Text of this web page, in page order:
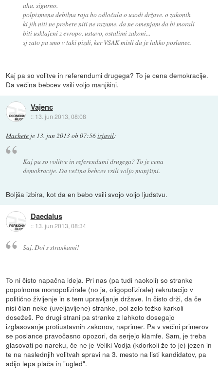
aha. sigurno.
polpismena debilna raja bo odločala o usodi države. o zakonih
ki jih niti ne prebere niti ne razume. da ne omenjam da bi morali
biti usklajeni z evropo, ustavo, ostalimi zakoni...
sj zato pa smo v taki pizdi, ker VSAK misli da je lahko poslanec.
Kaj pa so volitve in referendumi drugega? To je cena demokracije.
Da večina bebcev vsili voljo manjšini.
Vajenc
:: 13. jun 2013, 08:08
Machete je 13. jun 2013 ob 07:56izjavil:
Kaj pa so volitve in referendumi drugega? To je cena
demokracije. Da večina bebcev vsili voljo manjšini.
Boljša izbira, kot da en bebo vsili svojo voljo ljudstvu.
Daedalus
:: 13. jun 2013, 08:34
Saj. Dol s strankami!
To ni čisto napačna ideja. Pri nas (pa tudi naokoli) so stranke
popolnoma monopolizirale (no ja, oligopolizirale) rekrutacijo v
politično življenje in s tem upravljanje države. In čisto drži, da če
nisi član neke (uveljavljene) stranke, pol zelo težko karkoli
dosežeš. Po drugi strani pa stranke z lahkoto dosegajo
izglasovanje protiustavnih zakonov, naprimer. Pa v večini primerov
se poslance pravočasno opozori, da serjejo klamfe. Sam, je treba
glasovati po nareku, če ne je Veliki Vodja (kdorkoli že to je) jezen in
te na naslednjih volitvah spravi na 3. mesto na listi kandidatov, pa
adijo lepa plača in "ugled".